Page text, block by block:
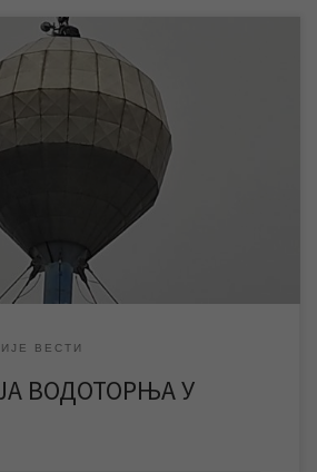
ЈКП „Водовод и канализација“ на
резервоара водоторња у Клеку, који
повећају квалитет водоснабдевања у
Док трају радови водоторањ ће бити
могућност да дође до повремених
воде у мрежи. ЈКП „Водовод […]
ВЕСТИ
ВОДОТОРЊА У